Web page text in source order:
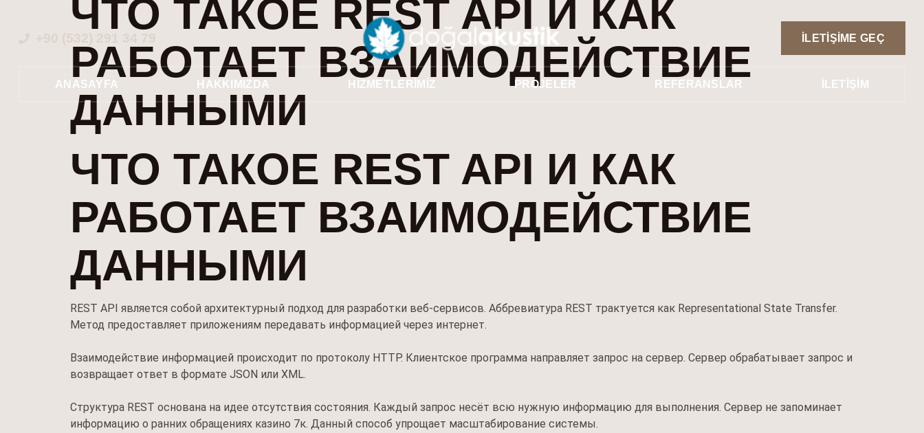
İLETIŞIME GEÇ
ANASAYFA HAKKIMIZDA HIZMETLERIMIZ PROJELER REFERANSLAR İLETIŞIM
ЧТО ТАКОЕ REST API И КАК
РАБОТАЕТ ВЗАИМОДЕЙСТВИЕ
ДАННЫМИ
ЧТО ТАКОЕ REST API И КАК
РАБОТАЕТ ВЗАИМОДЕЙСТВИЕ
ДАННЫМИ
REST API является собой архитектурный подход для разработки веб-сервисов. Аббревиатура REST трактуется как Representational State Transfer.
Метод предоставляет приложениям передавать информацией через интернет.
Взаимодействие информацией происходит по протоколу HTTP. Клиентское программа направляет запрос на сервер. Сервер обрабатывает запрос и
возвращает ответ в формате JSON или XML.
Структура REST основана на идее отсутствия состояния. Каждый запрос несёт всю нужную информацию для выполнения. Сервер не запоминает
информацию о ранних обращениях казино 7к. Данный способ упрощает масштабирование системы.